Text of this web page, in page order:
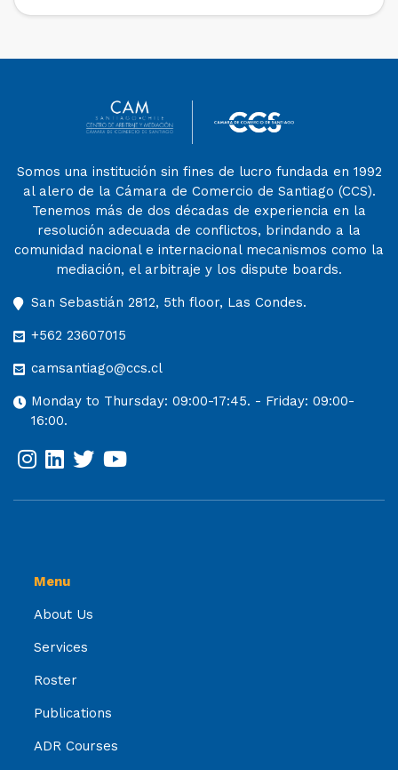
Santiago», […]
Somos una institución sin fines de lucro fundada en 1992
al alero de la Cámara de Comercio de Santiago (CCS).
Tenemos más de dos décadas de experiencia en la
resolución adecuada de conflictos, brindando a la
comunidad nacional e internacional mecanismos como la
mediación, el arbitraje y los dispute boards.
San Sebastián 2812, 5th floor, Las Condes.
+562 23607015
camsantiago@ccs.cl
Monday to Thursday: 09:00-17:45. - Friday: 09:00-
16:00.
Menu
About Us
Services
Roster
Publications
ADR Courses